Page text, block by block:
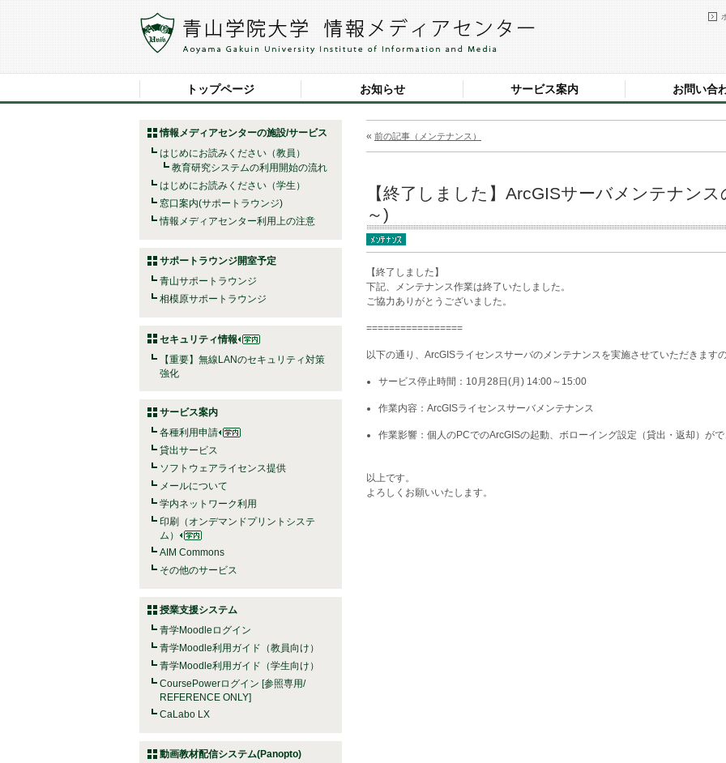
トップページ お知らせ サービス案内 お問い合
情報メディアセンターの施設/サービス
はじめにお読みください（教員）
教育研究システムの利用開始の流れ
はじめにお読みください（学生）
窓口案内(サポートラウンジ)
情報メディアセンター利用上の注意
サポートラウンジ開室予定
青山サポートラウンジ
相模原サポートラウンジ
セキュリティ情報
【重要】無線LANのセキュリティ対策
強化
サービス案内
各種利用申請
貸出サービス
ソフトウェアライセンス提供
メールについて
学内ネットワーク利用
印刷（オンデマンドプリントシステ
ム）
AIM Commons
その他のサービス
授業支援システム
青学Moodleログイン
青学Moodle利用ガイド（教員向け）
青学Moodle利用ガイド（学生向け）
CoursePowerログイン [参照専用/
REFERENCE ONLY]
CaLabo LX
動画教材配信システム(Panopto)
« 前の記事（メンテナンス）
【終了しました】ArcGISサーバメンテナン
～)
【終了しました】
下記、メンテナンス作業は終了いたしました。
ご協力ありがとうございました。
=================
以下の通り、ArcGISライセンスサーバのメンテナンスを実施させていただきます
サービス停止時間：10月28日(月) 14:00～15:00
作業内容：ArcGISライセンスサーバメンテナンス
作業影響：個人のPCでのArcGISの起動、ボローイング設定（貸出・返却）が
以上です。
よろしくお願いいたします。